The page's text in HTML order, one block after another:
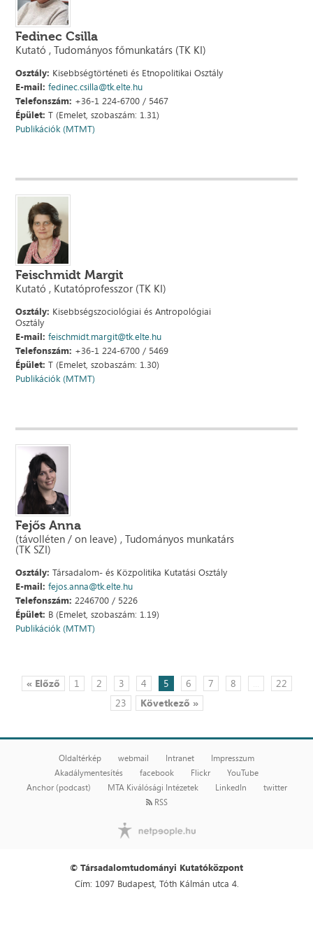
Fedinec Csilla
Kutató , Tudományos főmunkatárs (TK KI)
Osztály: Kisebbségtörténeti és Etnopolitikai Osztály
E-mail: fedinec.csilla@tk.elte.hu
Telefonszám: +36-1 224-6700 / 5467
Épület: T (Emelet, szobaszám: 1.31)
Publikációk (MTMT)
Feischmidt Margit
Kutató , Kutatóprofesszor (TK KI)
Osztály: Kisebbségszociológiai és Antropológiai
Osztály
E-mail: feischmidt.margit@tk.elte.hu
Telefonszám: +36-1 224-6700 / 5469
Épület: T (Emelet, szobaszám: 1.30)
Publikációk (MTMT)
Fejős Anna
(távolléten / on leave) , Tudományos munkatárs
(TK SZI)
Osztály: Társadalom- és Közpolitika Kutatási Osztály
E-mail: fejos.anna@tk.elte.hu
Telefonszám: 2246700 / 5226
Épület: B (Emelet, szobaszám: 1.19)
Publikációk (MTMT)
« Előző 1 2 3 4 5 6 7 8
22
23
Következő »
Oldaltérkép webmail Intranet
Impresszum
Akadálymentesítés
facebook Flickr
YouTube
Anchor (podcast)
MTA Kiválósági Intézetek LinkedIn
twitter
RSS
© Társadalomtudományi Kutatóközpont
Cím: 1097 Budapest, Tóth Kálmán utca 4.